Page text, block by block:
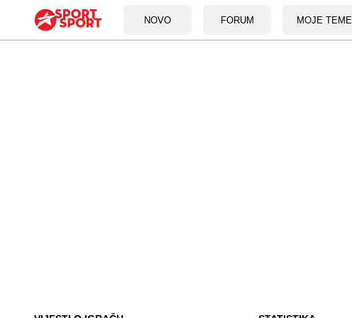
NOVO FORUM MOJE TEME